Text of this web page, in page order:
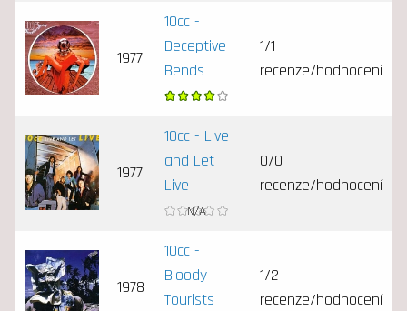
1977
10cc -
Deceptive
Bends
1/1
recenze/hodnocení
1977
10cc - Live
and Let
Live
0/0
recenze/hodnocení
1978
10cc -
Bloody
Tourists
1/2
recenze/hodnocení